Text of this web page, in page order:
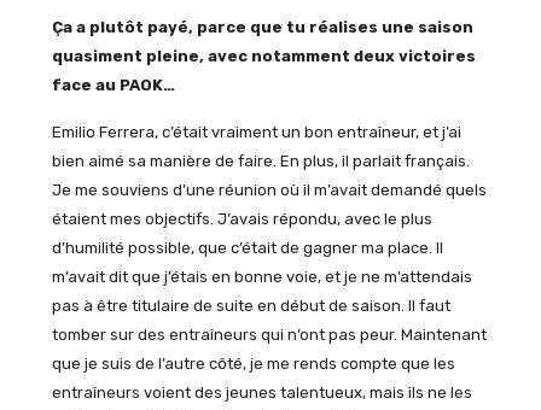
Ça a plutôt payé, parce que tu réalises une saison
quasiment pleine, avec notamment deux victoires
face au PAOK…
Emilio Ferrera, c’était vraiment un bon entraîneur, et j’ai
bien aimé sa manière de faire. En plus, il parlait français.
Je me souviens d’une réunion où il m’avait demandé quels
étaient mes objectifs. J’avais répondu, avec le plus
d’humilité possible, que c’était de gagner ma place. Il
m’avait dit que j’étais en bonne voie, et je ne m’attendais
pas à être titulaire de suite en début de saison. Il faut
tomber sur des entraîneurs qui n’ont pas peur. Maintenant
que je suis de l’autre côté, je me rends compte que les
entraîneurs voient des jeunes talentueux, mais ils ne les